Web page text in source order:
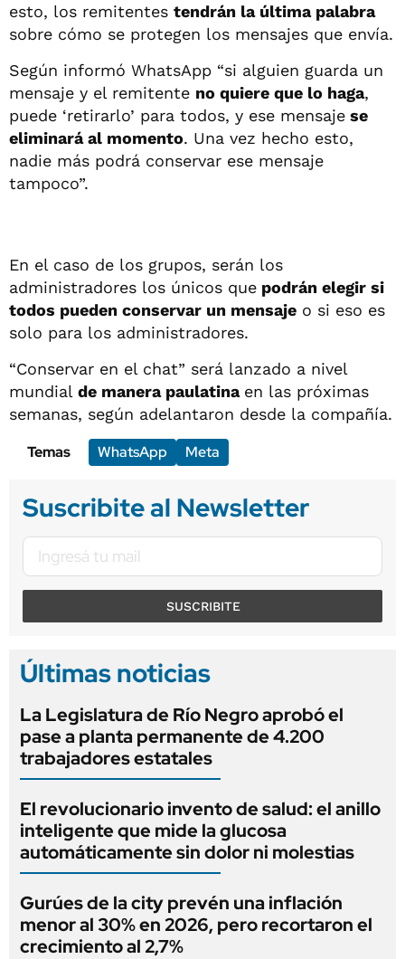
esto, los remitentes tendrán la última palabra
sobre cómo se protegen los mensajes que envía.
Según informó WhatsApp “si alguien guarda un
mensaje y el remitente no quiere que lo haga,
puede ‘retirarlo’ para todos, y ese mensaje se
eliminará al momento. Una vez hecho esto,
nadie más podrá conservar ese mensaje
tampoco”.
En el caso de los grupos, serán los
administradores los únicos que podrán elegir si
todos pueden conservar un mensaje o si eso es
solo para los administradores.
“Conservar en el chat” será lanzado a nivel
mundial de manera paulatina en las próximas
semanas, según adelantaron desde la compañía.
Temas
WhatsApp Meta
Suscribite al Newsletter
SUSCRIBITE
Últimas noticias
La Legislatura de Río Negro aprobó el
pase a planta permanente de 4.200
trabajadores estatales
El revolucionario invento de salud: el anillo
inteligente que mide la glucosa
automáticamente sin dolor ni molestias
Gurúes de la city prevén una inflación
menor al 30% en 2026, pero recortaron el
crecimiento al 2,7%